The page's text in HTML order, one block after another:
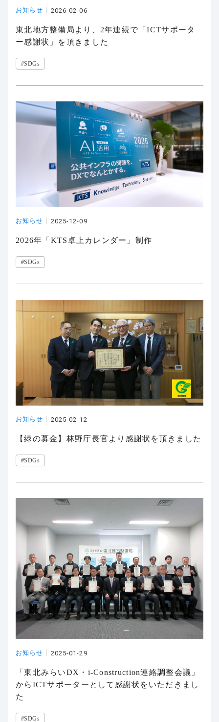
お知らせ 2026-02-06
東北地方整備局より、2年連続で「ICTサポータ
ー感謝状」を頂きました
#SDGs
お知らせ 2025-12-09
2026年「KTS卓上カレンダー」制作
#SDGs
お知らせ 2025-02-12
【緑の募金】林野庁長官より感謝状を頂きました
#SDGs
お知らせ 2025-01-29
「東北みらいDX・i-Construction連絡調整会議」
からICTサポーターとして感謝状をいただきまし
た
#SDGs